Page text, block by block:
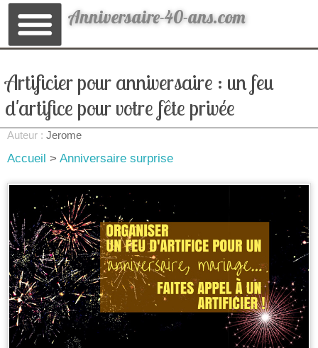
Anniversaire-40-ans.com
Artificier pour anniversaire : un feu
d'artifice pour votre fête privée
Auteur : Jerome
Accueil > Anniversaire surprise